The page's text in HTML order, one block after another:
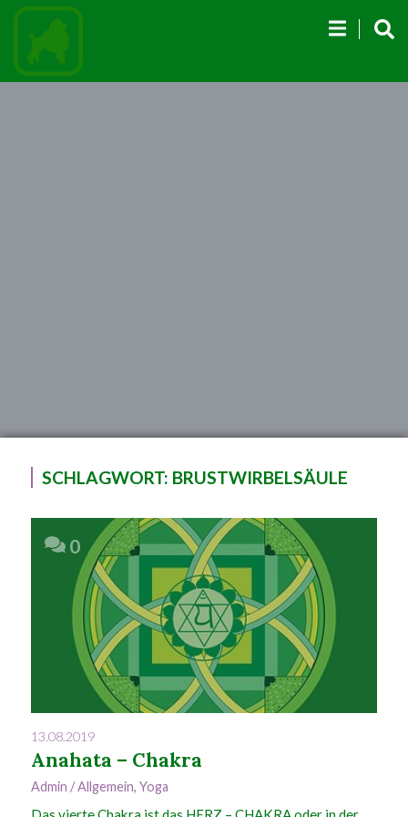
SCHLAGWORT: BRUSTWIRBELSÄULE
0
13.08.2019
Anahata – Chakra
Admin /Allgemein, Yoga